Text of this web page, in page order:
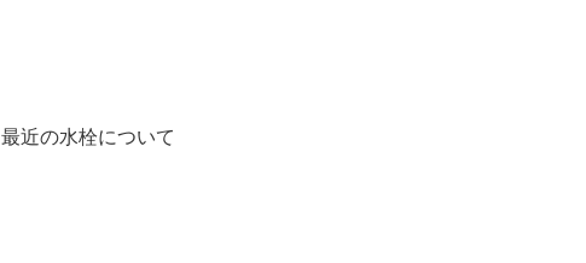
最近の水栓について